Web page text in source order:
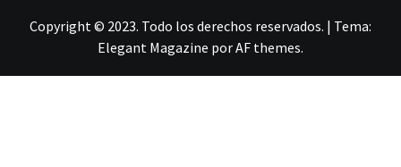
Copyright © 2023. Todo los derechos reservados. | Tema:
Elegant Magazine porAF themes.